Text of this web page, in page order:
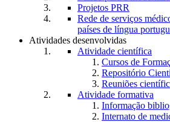
Projetos PRR
Rede de serviços
países de língua
Atividades desenvolvidas
Atividade científica
Cursos de
Repositório
Reuniões
Atividade formativa
Informação
Internato de